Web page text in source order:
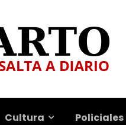
Cultura Policiales